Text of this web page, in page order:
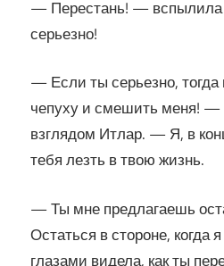
— Перестань! —
серьезно!
— Если ты серьезно, тогда
чепуху и смешить меня! —
взглядом Итлар. — Я, в
тебя лезть в твою жизнь.
— Ты мне предлагаешь
Остаться в стороне, когда
глазами видела, как ты